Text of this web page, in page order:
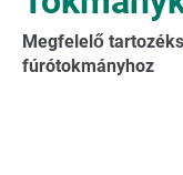
Megfelelő
fúrótokmányhoz